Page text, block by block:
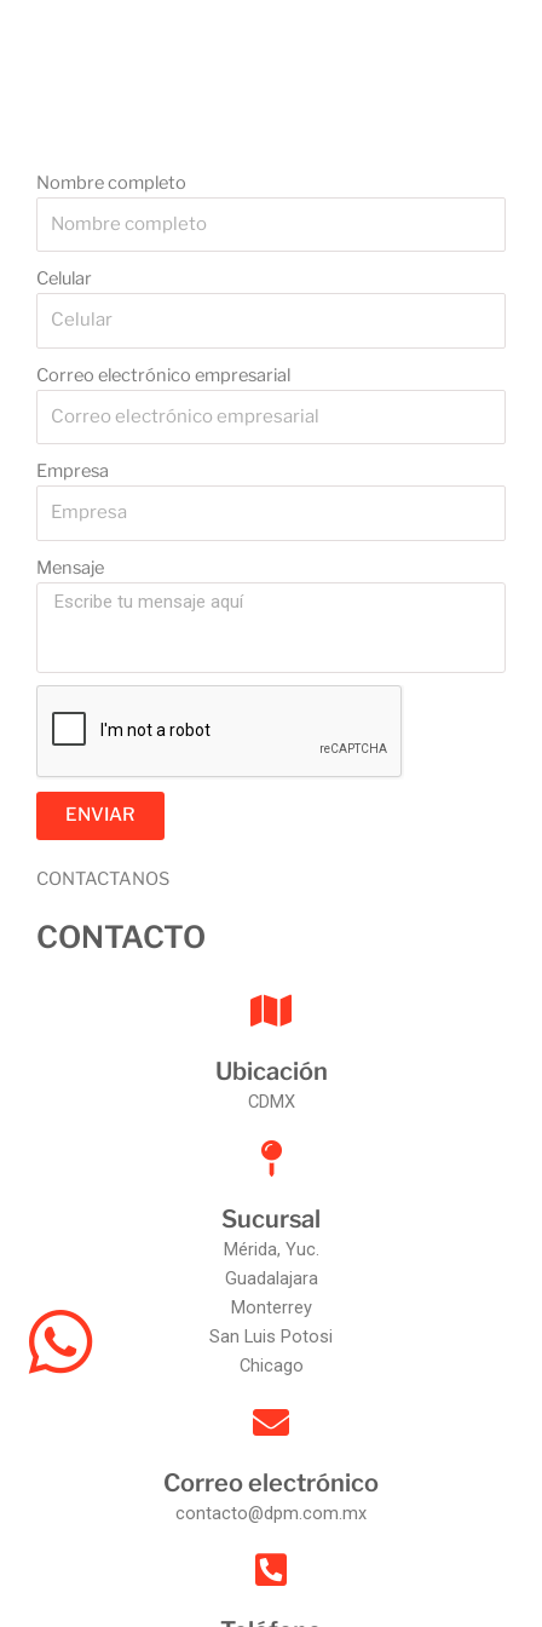
Nombre completo
Celular
Correo electrónico empresarial
Empresa
Mensaje
ENVIAR
CONTACTANOS
CONTACTO
Ubicación
CDMX
Sucursal
Mérida, Yuc.
Guadalajara
Monterrey
San Luis Potosi
Chicago
Correo electrónico
contacto@dpm.com.mx